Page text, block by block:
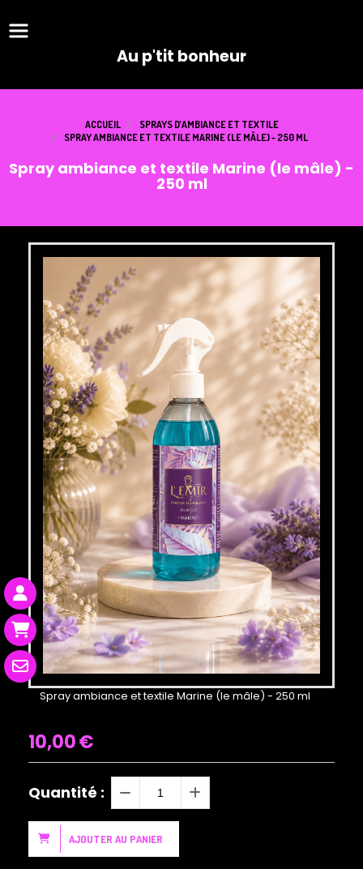
Au p'tit bonheur
ACCUEIL
SPRAYS D’AMBIANCE ET TEXTILE
SPRAY AMBIANCE ET TEXTILE MARINE (LE MÂLE) - 250 ML
Spray ambiance et textile Marine (le mâle) -
250 ml
Spray ambiance et textile Marine (le mâle) - 250 ml
10,00€
Quantité :
AJOUTER AU PANIER